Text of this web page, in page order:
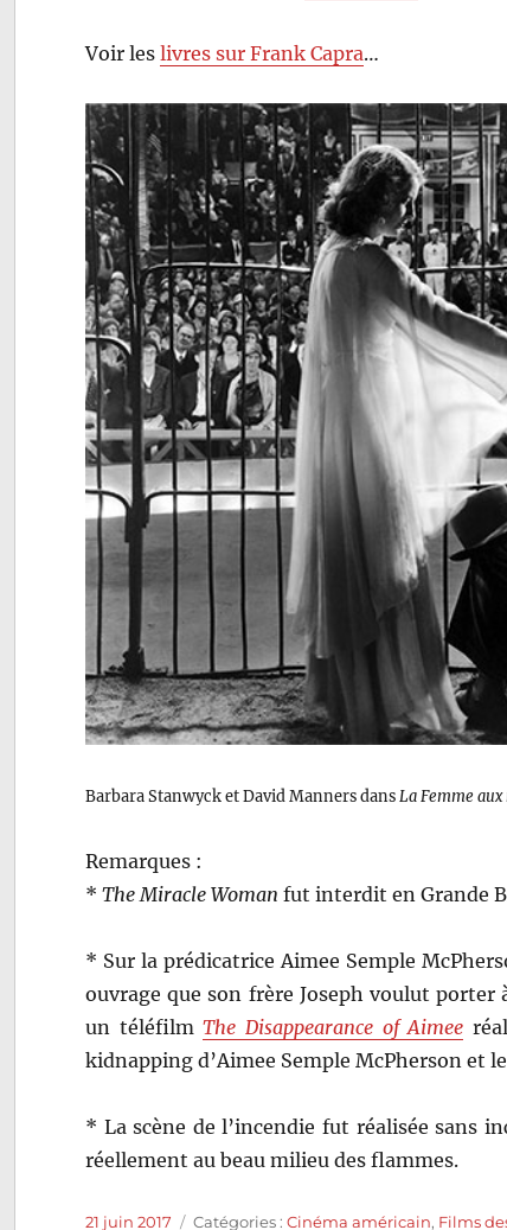
Voir leslivres sur Frank Capra…
Barbara Stanwyck et David Manners dans La Femme
Remarques :
*The Miracle Woman fut interdit en Grande
* Sur la prédicatrice Aimee Semple
ouvrage que son frère Joseph voulut porter
un téléfilmThe Disappearance of Aimee
kidnapping d’Aimee Semple McPherson et
* La scène de l’incendie fut réalisée sans
réellement au beau milieu des flammes.
Publié
21 juin 2017 Catégories
Catégories :Cinéma américain, Films